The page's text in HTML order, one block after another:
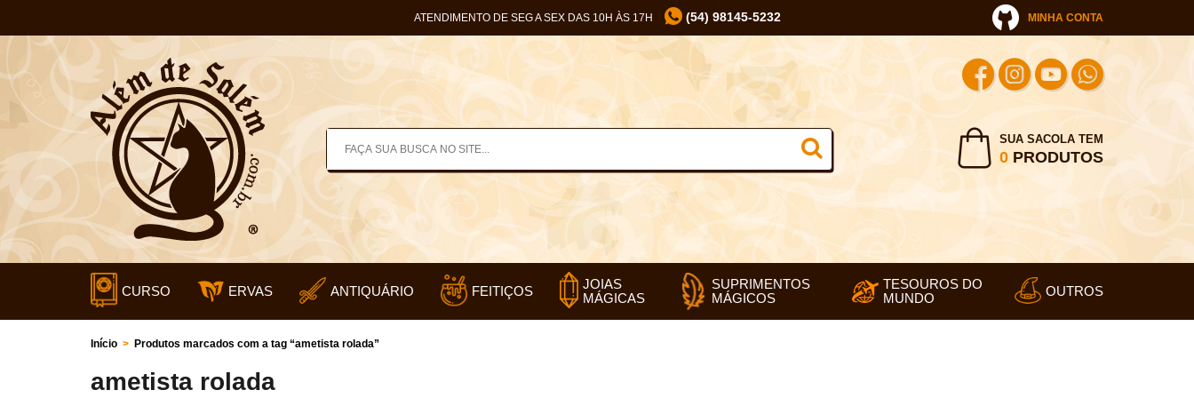
ATENDIMENTO DE SEG A SEX DAS 10H ÀS 17H (54) 98145-5232 MINHA CONTA
SUA SACOLA TEM
0PRODUTOS
CURSO ERVAS ANTIQUÁRIO FEITIÇOS
JOIAS
MÁGICAS
SUPRIMENTOS
MÁGICOS
TESOUROS DO
MUNDO
OUTROS
Início > Produtos marcados com a tag “ametista rolada”
ametista rolada